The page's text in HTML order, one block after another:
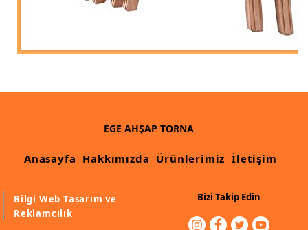
EGE AHŞAP TORNA
Anasayfa Hakkımızda Ürünlerimiz İletişim
Bilgi Web Tasarım ve
Reklamcılık
Bizi Takip Edin